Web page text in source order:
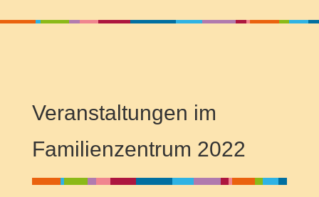
Veranstaltungen im
Familienzentrum 2022